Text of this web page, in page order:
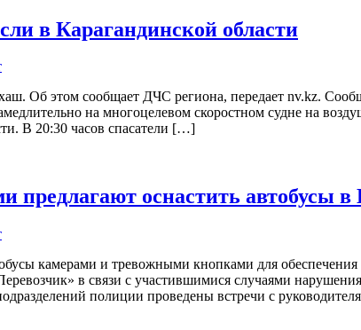
в Карагандинской области
Об этом сообщает ДЧС региона, передает nv.kz.
на многоцелевом скоростном судне на
В 20:30 часов спасатели […]
оснастить автобусы в
камерами и тревожными кнопками для обеспечения
в связи с участившимися случаями
полиции проведены встречи с